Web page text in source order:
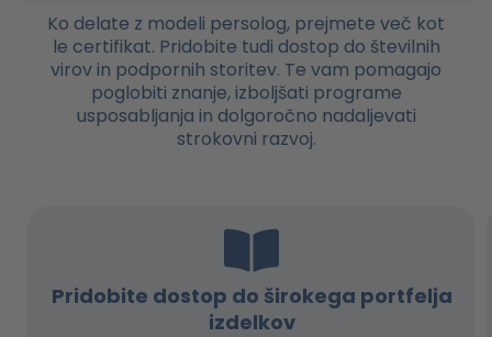
Ko delate z modeli persolog, prejmete več kot
le certifikat. Pridobite tudi dostop do številnih
virov in podpornih storitev. Te vam pomagajo
poglobiti znanje, izboljšati programe
usposabljanja in dolgoročno nadaljevati
strokovni razvoj.
Pridobite dostop do širokega portfelja
izdelkov